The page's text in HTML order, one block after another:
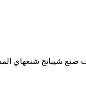
شيبانج شنغهاي